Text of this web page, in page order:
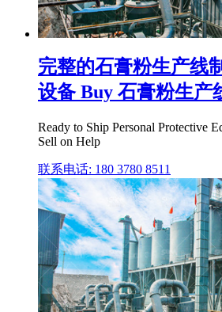
完整的石膏粉生产线
设备 Buy 石膏粉生产
Ready to Ship Personal Protective
Sell on Help
联系电话: 180 3780 8511